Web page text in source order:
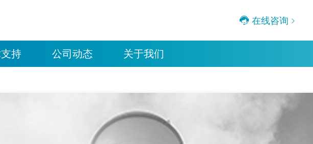
在线咨询
持 公司动态 关于我们